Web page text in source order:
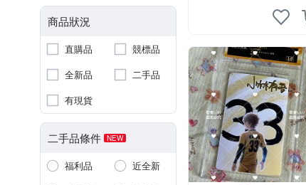
商品狀況
直購品
競標品
全新品
二手品
有現貨
二手品條件 NEW
福利品
近全新